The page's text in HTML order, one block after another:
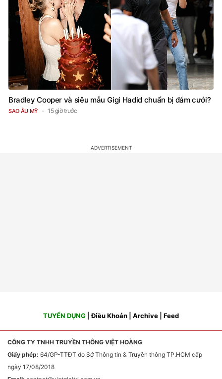
Bradley Cooper và siêu mẫu Gigi Hadid chuẩn bị đám cưới?
SAO ÂU MỸ 15 giờ trước
TUYỂN DỤNG |Điều Khoản Archive Feed
CÔNG TY TNHH TRUYỀN THÔNG VIỆT HOÀNG
Giấy phép: 64/GP-TTĐT do Sở Thông tin & Truyền thông TP.HCM cấp
ngày 17/08/2018